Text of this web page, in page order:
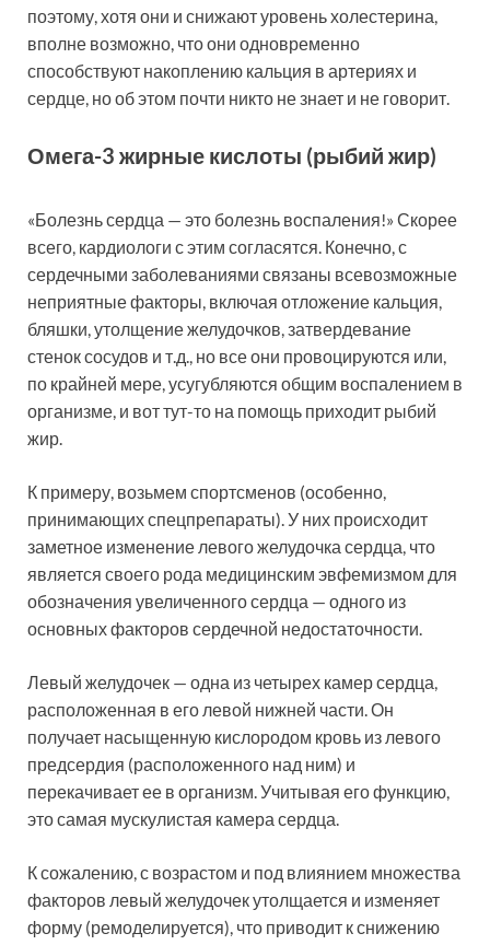
поэтому, хотя они и снижают уровень холестерина,
вполне возможно, что они одновременно
способствуют накоплению кальция в артериях и
сердце, но об этом почти никто не знает и не говорит.
Омега-3 жирные кислоты (рыбий жир)
«Болезнь сердца — это болезнь воспаления!» Скорее
всего, кардиологи с этим согласятся. Конечно, с
сердечными заболеваниями связаны всевозможные
неприятные факторы, включая отложение кальция,
бляшки, утолщение желудочков, затвердевание
стенок сосудов и т.д., но все они провоцируются или,
по крайней мере, усугубляются общим воспалением в
организме, и вот тут-то на помощь приходит рыбий
жир.
К примеру, возьмем спортсменов (особенно,
принимающих спецпрепараты). У них происходит
заметное изменение левого желудочка сердца, что
является своего рода медицинским эвфемизмом для
обозначения увеличенного сердца — одного из
основных факторов сердечной недостаточности.
Левый желудочек — одна из четырех камер сердца,
расположенная в его левой нижней части. Он
получает насыщенную кислородом кровь из левого
предсердия (расположенного над ним) и
перекачивает ее в организм. Учитывая его функцию,
это самая мускулистая камера сердца.
К сожалению, с возрастом и под влиянием множества
факторов левый желудочек утолщается и изменяет
форму (ремоделируется), что приводит к снижению